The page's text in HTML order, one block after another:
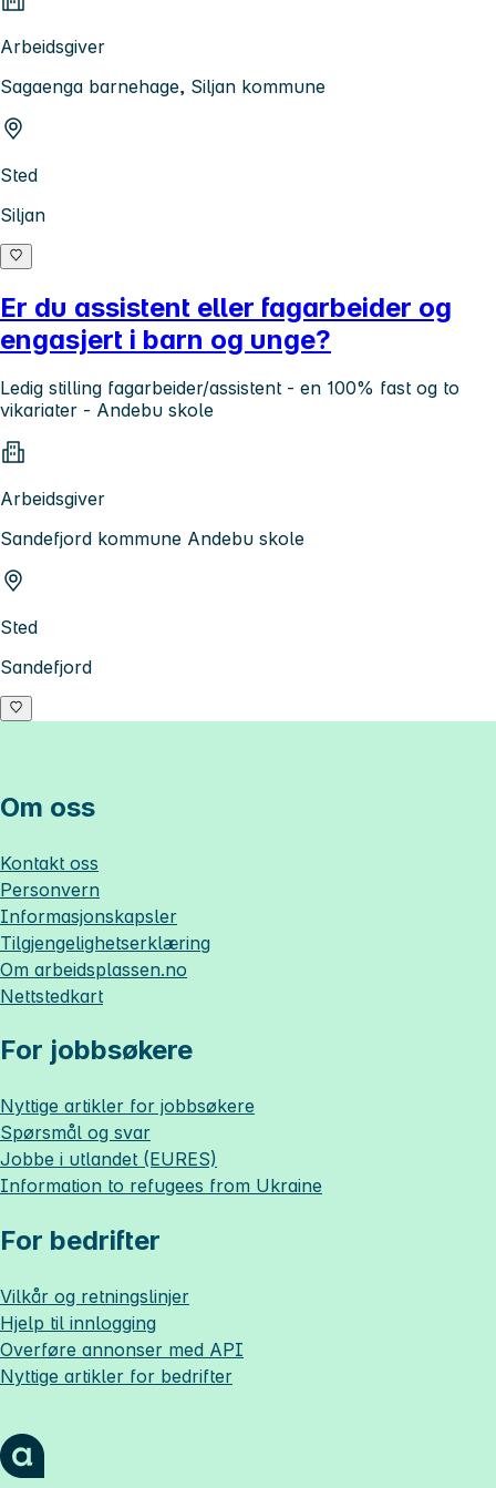
Arbeidsgiver
Sagaenga barnehage, Siljan kommune
Sted
Siljan
Er du assistent eller fagarbeider og
engasjert i barn og unge?
Ledig stilling fagarbeider/assistent - en 100% fast og to
vikariater - Andebu skole
Arbeidsgiver
Sandefjord kommune Andebu skole
Sted
Sandefjord
Om oss
Kontakt oss
Personvern
Informasjonskapsler
Tilgjengelighetserklæring
Om arbeidsplassen.no
Nettstedkart
For jobbsøkere
Nyttige artikler for jobbsøkere
Spørsmål og svar
Jobbe i utlandet (EURES)
Information to refugees from Ukraine
For bedrifter
Vilkår og retningslinjer
Hjelp til innlogging
Overføre annonser med API
Nyttige artikler for bedrifter